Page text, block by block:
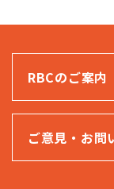
RBCのご案内
ご意見・お問